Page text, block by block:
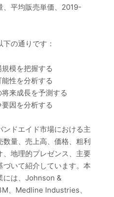
、平均販売単価、2019-
の通りです：
模を把握する
性を分析する
来成長を予測する
因を分析する
ドエイド市場における主
量、売上高、価格、粗利
地理的プレゼンス、主要
いて紹介しています。本
には、Johnson &
、Medline Industries、